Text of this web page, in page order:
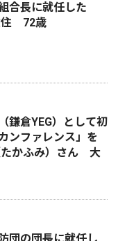
合長に就任した
住 72歳
鎌倉YEG）として初
ンファレンス」を
かふみ）さん 大